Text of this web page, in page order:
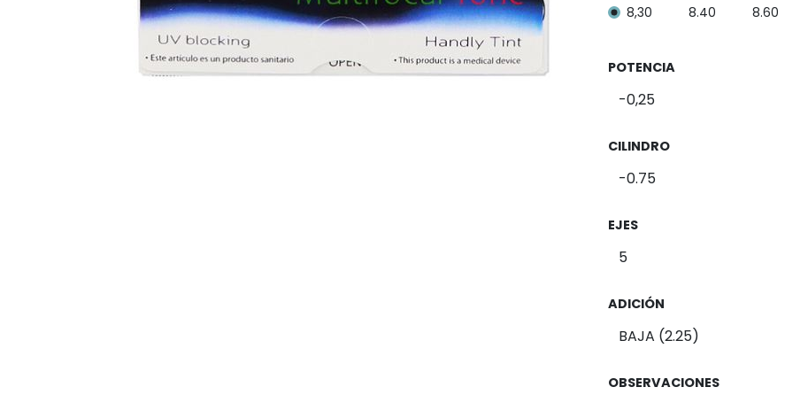
8,30
8.40 8.60
POTENCIA
CILINDRO
EJES
ADICIÓN
OBSERVACIONES